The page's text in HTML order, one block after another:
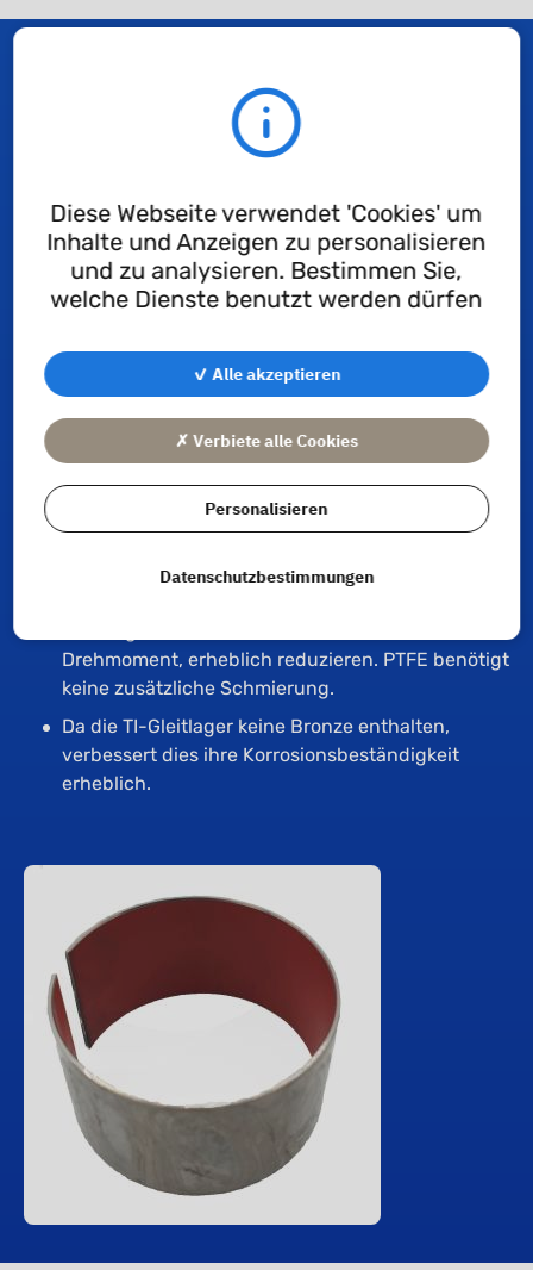
Es gibt auch TI-Gleitlager, in denen sich eine
Korrosionsbeständigkeit wird dadurch kaum
beeinflusst.
Gleitlagerbuchsen
PTFE besitzt eine bemerkenswerte Stabilität
gegenüber Sauerstoff, Chemikalien,
Flammen. Dank seines hervorragenden
Drehmoment, erheblich reduzieren. PTFE benötigt
keine zusätzliche Schmierung.
Da die TI-Gleitlager keine Bronze enthalten,
verbessert dies ihre Korrosionsbeständigkeit
erheblich.
Diese Webseite verwendet 'Cookies' um
Inhalte und Anzeigen zu personalisieren
und zu analysieren. Bestimmen Sie,
welche Dienste benutzt werden dürfen
✓ Alle akzeptieren
✗ Verbiete alle Cookies
Personalisieren
Datenschutzbestimmungen